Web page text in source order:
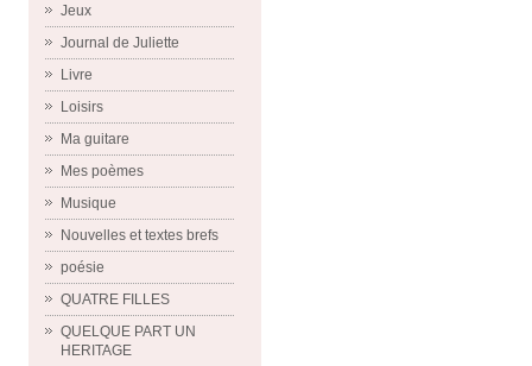
Jeux
Journal de Juliette
Livre
Loisirs
Ma guitare
Mes poèmes
Musique
Nouvelles et textes brefs
poésie
QUATRE FILLES
QUELQUE PART UN
HERITAGE